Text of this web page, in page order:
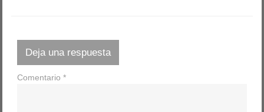
Deja una respuesta
Comentario*